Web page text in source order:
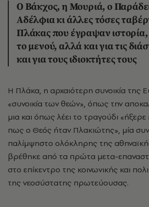
Ο Βάκχος, η Μουριά, ο
Αδέλφια κι άλλες τόσες
Πλάκας που έγραψαν ιστορία,
το μενού, αλλά και για τις
και για τους ιδιοκτήτες τους
Η Πλάκα, η αρχαιότερη συνοικία της Ευρώπης, η
«συνοικία των θεών», όπως την
μια και όπως λέει το τραγούδι
πως ο Θεός ήταν Πλακιώτης», μία
παλίμψηστο ολόκληρης της
βρέθηκε από τα πρώτα μετα-
στο επίκεντρο της κοινωνικής και
της νεοσύστατης πρωτεύουσας.